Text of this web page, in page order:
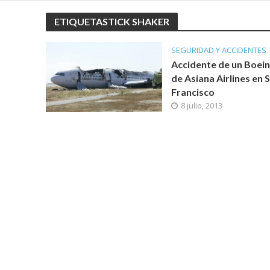
ETIQUETASTICK SHAKER
SEGURIDAD Y ACCIDENTES
Accidente de un
de Asiana Airlines en
Francisco
8 julio, 2013